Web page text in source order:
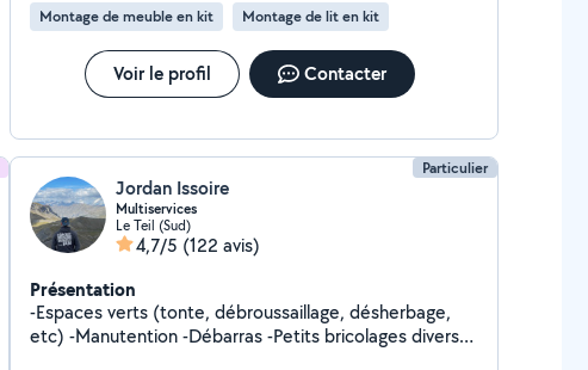
Montage de meuble en kit Montage de lit en kit
Voir le profil Contacter
Particulier
Jordan Issoire
Multiservices
Le Teil (Sud)
4,7/5 (122 avis)
Présentation
-Espaces verts (tonte, débroussaillage, désherbage,
etc) -Manutention -Débarras -Petits bricolages divers